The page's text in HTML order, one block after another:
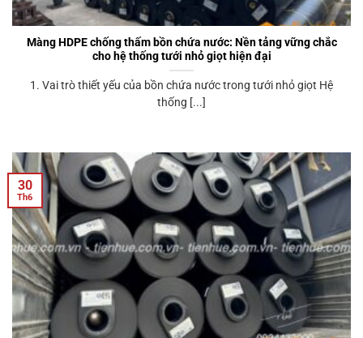
Màng HDPE chống thấm bồn chứa nước: Nền tảng vững chắc
cho hệ thống tưới nhỏ giọt hiện đại
1. Vai trò thiết yếu của bồn chứa nước trong tưới nhỏ giọt Hệ
thống [...]
30
Th6